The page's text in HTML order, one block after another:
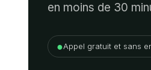
en moins de 30
●Appel gratuit et sans